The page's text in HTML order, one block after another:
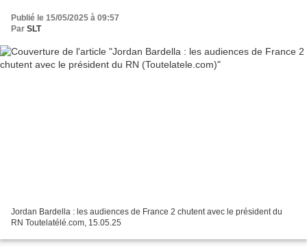
Publié le 15/05/2025 à 09:57
Par SLT
Jordan Bardella : les audiences de France 2 chutent avec le président du
RN Toutelatélé.com, 15.05.25